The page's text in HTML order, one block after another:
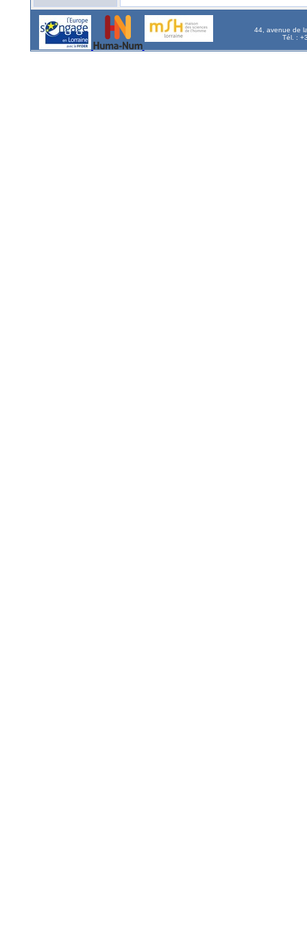
44, avenue de
Tél. :